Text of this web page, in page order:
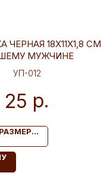
ЧЕРНАЯ 18Х11Х1,8 СМ
МУЖЧИНЕ
УП-012
25 р.